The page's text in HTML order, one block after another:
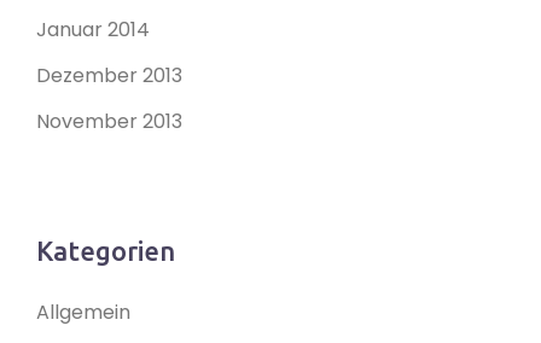
Januar 2014
Dezember 2013
November 2013
Kategorien
Allgemein